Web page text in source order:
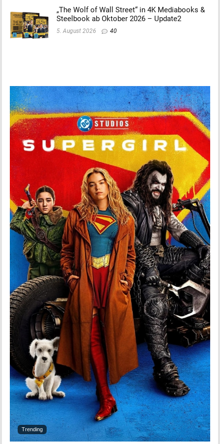
„The Wolf of Wall Street“ in 4K Mediabooks &
Steelbook ab Oktober 2026 – Update2
5. August 2026 40
Trending